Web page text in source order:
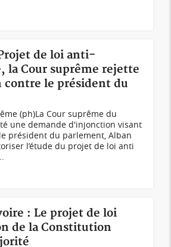
de loi anti-
la Cour suprême rejette
le président du
(ph)La Cour suprême du
une demande d'injonction visant
président du parlement, Alban
l’étude du projet de loi anti
: Le projet de loi
de la Constitution